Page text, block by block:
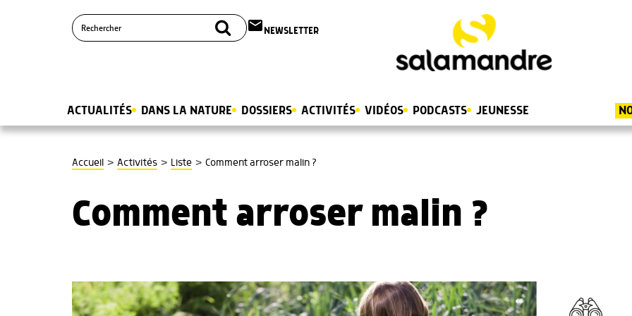
email NEWSLETTER
ACTUALITÉS DANS LA NATURE DOSSIERS ACTIVITÉS VIDÉOS PODCASTS JEUNESSE
Accueil > Activités > Liste > Comment arroser malin ?
Comment arroser malin ?